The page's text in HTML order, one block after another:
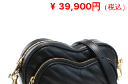
¥ 39,900円 （税込）